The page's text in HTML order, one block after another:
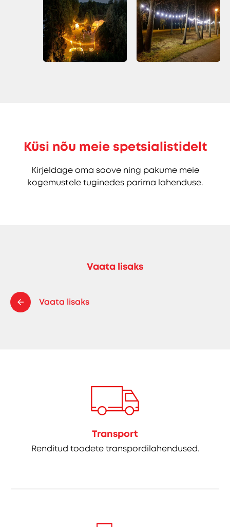
Küsi nõu meie spetsialistidelt
Kirjeldage oma soove ning pakume meie
kogemustele tuginedes parima lahenduse.
Vaata lisaks
Vaata lisaks
Transport
Renditud toodete transpordilahendused.